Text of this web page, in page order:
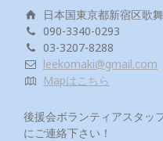
日本国東京都新宿区歌
090-3340-0293
03-3207-8288
leekomaki@gmail.com
Mapはこちら
後援会ボランティアスタッ
にご連絡下さい！